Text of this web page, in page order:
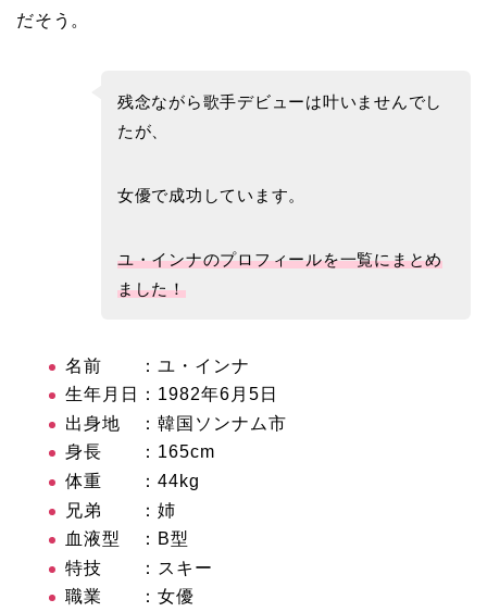
だそう。
残念ながら歌手デビューは叶いませんでし
たが、
女優で成功しています。
ユ・インナのプロフィールを一覧にまとめ
ました！
名前 ： ユ・インナ
生年月日： 1982年6月5日
出身地 ：韓国ソンナム市
身長 ：165cm
体重 ：44kg
兄弟 ：姉
血液型 ：B型
特技 ：スキー
職業 ：女優